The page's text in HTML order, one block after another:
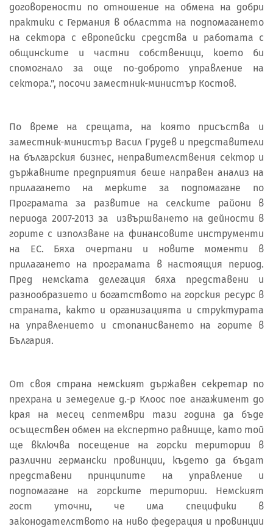
договорености по отношение на обмена на добри
практики с Германия в областта на подпомагането
на сектора с европейски средства и работата с
общинските и частни собственици, което би
спомогнало за още по-доброто управление на
сектора.”, посочи заместник-министър Костов.
По време на срещата, на която присъства и
заместник-министър Васил Грудев и представители
на българския бизнес, неправителствения сектор и
държавните предприятия беше направен анализ на
прилагането на мерките за подпомагане по
Програмата за развитие на селските райони в
периода 2007-2013 за извършването на дейности в
горите с използване на финансовите инструменти
на ЕС. Бяха очертани и новите моменти в
прилагането на програмата в настоящия период.
Пред немската делегация бяха представени и
разнообразието и богатството на горския ресурс в
страната, както и организацията и структурата
на управлението и стопанисването на горите в
България.
От своя страна немският държавен секретар по
прехрана и земеделие д.-р Клоос пое ангажимент до
края на месец септември тази година да бъде
осъществен обмен на експертно равнище, като той
ще включва посещение на горски територии в
различни германски провинции, където да бъдат
представени принципите на управление и
подпомагане на горските територии. Немският
гост уточни, че има специфики в
законодателството на ниво федерация и провинции